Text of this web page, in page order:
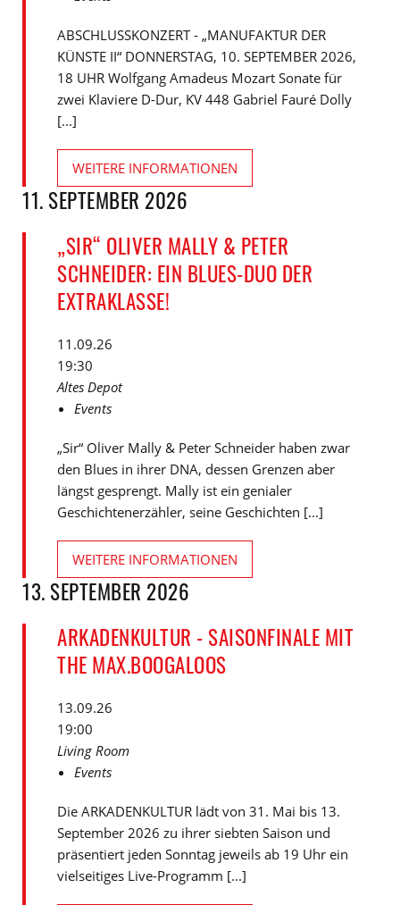
ABSCHLUSSKONZERT - „MANUFAKTUR DER
KÜNSTE II“ DONNERSTAG, 10. SEPTEMBER 2026,
18 UHR Wolfgang Amadeus Mozart Sonate für
zwei Klaviere D-Dur, KV 448 Gabriel Fauré Dolly
[...]
WEITERE INFORMATIONEN
11. SEPTEMBER 2026
„SIR“ OLIVER MALLY & PETER
SCHNEIDER: EIN BLUES-DUO DER
EXTRAKLASSE!
11.09.26
19:30
Altes Depot
Events
„Sir“ Oliver Mally & Peter Schneider haben zwar
den Blues in ihrer DNA, dessen Grenzen aber
längst gesprengt. Mally ist ein genialer
Geschichtenerzähler, seine Geschichten [...]
WEITERE INFORMATIONEN
13. SEPTEMBER 2026
ARKADENKULTUR - SAISONFINALE MIT
THE MAX.BOOGALOOS
13.09.26
19:00
Living Room
Events
Die ARKADENKULTUR lädt von 31. Mai bis 13.
September 2026 zu ihrer siebten Saison und
präsentiert jeden Sonntag jeweils ab 19 Uhr ein
vielseitiges Live-Programm [...]